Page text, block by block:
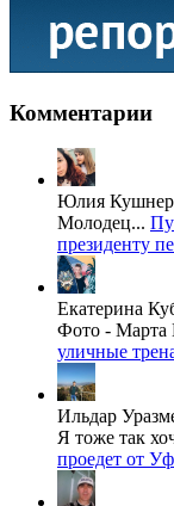
Комментарии
Юлия Кушнер
Молодец...
президенту
Екатерина
Фото - Марта
уличные
Ильдар
Я тоже так
проедет от